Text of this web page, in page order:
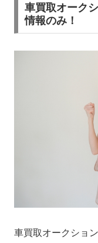
車買取オーク
情報のみ！
車買取オークショ